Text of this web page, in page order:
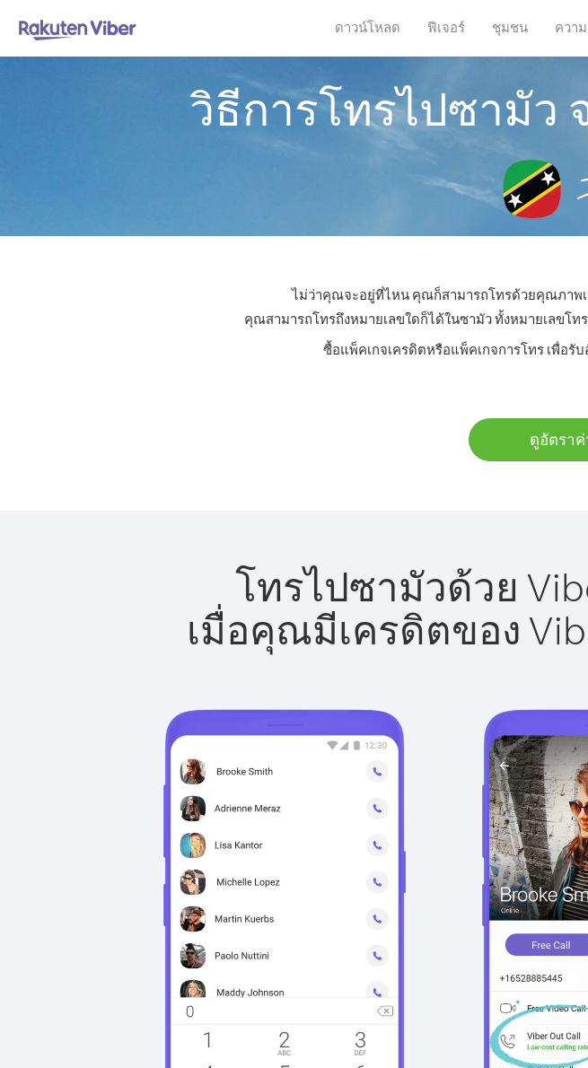
ดาวน์โหลด ฟีเจอร์ ชุมชน ควา
วิธีการโทรไปซามัว
ไม่ว่าคุณจะอยู่ที่ไหน คุณก็สามารถโทรด้วยคุณภาพเ
คุณสามารถโทรถึงหมายเลขใดก็ได้ในซามัว ทั้งหมายเลขโ
ซื้อแพ็คเกจเครดิตหรือแพ็คเกจการโทร เพื่อ
ดูอัตรา
โทรไปซามัวด้วย
เมื่อคุณมีเครดิตของ